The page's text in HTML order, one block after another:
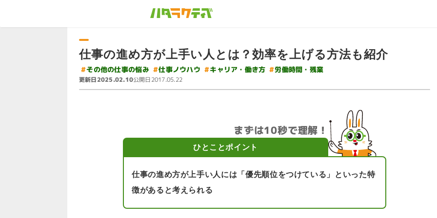
仕事の進め方が上手い人とは？効率を上げる方法も紹介
#その他の仕事の悩み #仕事ノウハウ #キャリア・働き方 #労働時間・残業
更新日2025.02.10公開日2017.05.22
まずは10秒で理解！
ひとことポイント
仕事の進め方が上手い人には「優先順位をつけている」といった特
徴があると考えられる